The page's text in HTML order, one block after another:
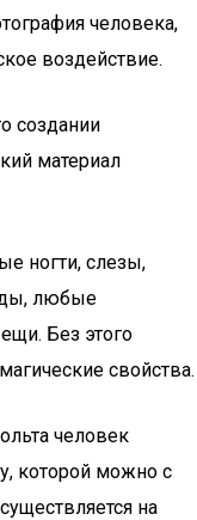
человека,
воздействие.
создании
материал
ногти, слезы,
любые
Без этого
свойства.
человек
которой можно с
на